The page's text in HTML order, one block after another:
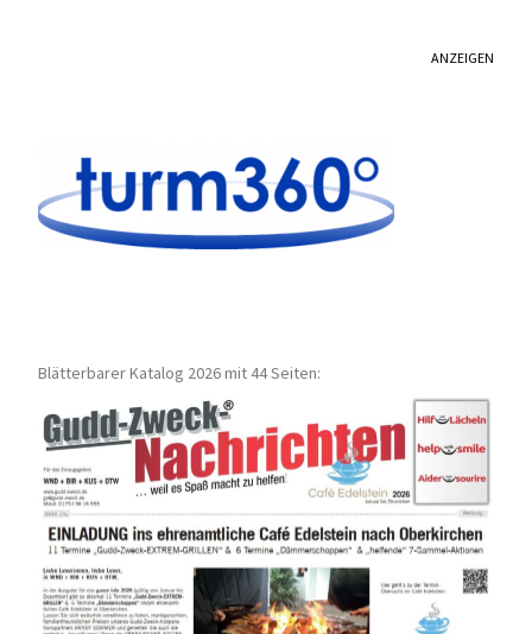
ANZEIGEN
Blätterbarer Katalog 2026 mit 44 Seiten: